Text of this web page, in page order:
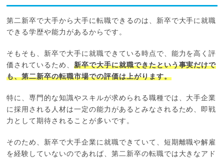
第二新卒で大手から大手に転職できるのは、新卒で大手に就職
できる学歴や能力があるからです。
そもそも、新卒で大手に就職できている時点で、能力を高く評
価されているため、新卒で大手に就職できたという事実だけで
も、第二新卒の転職市場での評価は上がります。
特に、専門的な知識やスキルが求められる職種では、大手企業
に採用される人材は一定の能力があるとみなされるため、即戦
力として期待されることが多いです。
そのため、新卒で大手企業に就職できていて、短期離職や解雇
を経験していないのであれば、第二新卒の転職では大きなアド